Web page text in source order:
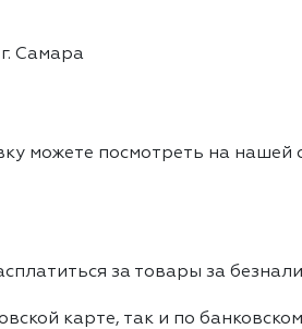
Самара
можете посмотреть на нашей
за товары за
карте, так и по